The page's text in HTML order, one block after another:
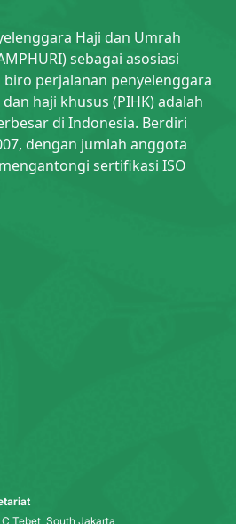
Haji dan Umrah
sebagai asosiasi
perjalanan penyelenggara
haji khusus (PIHK) adalah
di Indonesia. Berdiri
dengan jumlah anggota
sertifikasi ISO
Tebet, South Jakarta